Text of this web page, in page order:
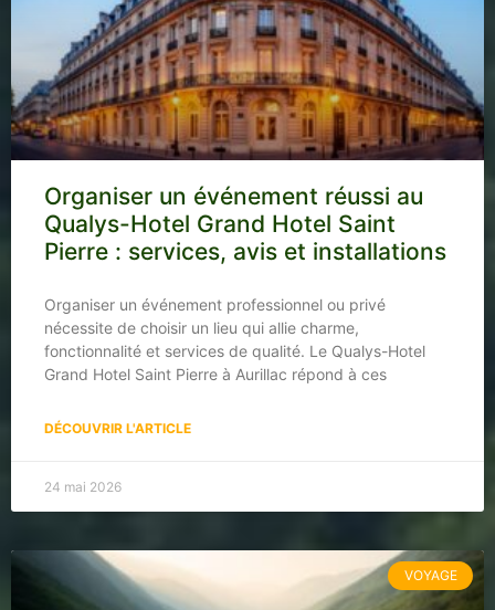
Organiser un événement réussi au
Qualys-Hotel Grand Hotel Saint
Pierre : services, avis et installations
Organiser un événement professionnel ou privé
nécessite de choisir un lieu qui allie charme,
fonctionnalité et services de qualité. Le Qualys-Hotel
Grand Hotel Saint Pierre à Aurillac répond à ces
DÉCOUVRIR L'ARTICLE
24 mai 2026
VOYAGE